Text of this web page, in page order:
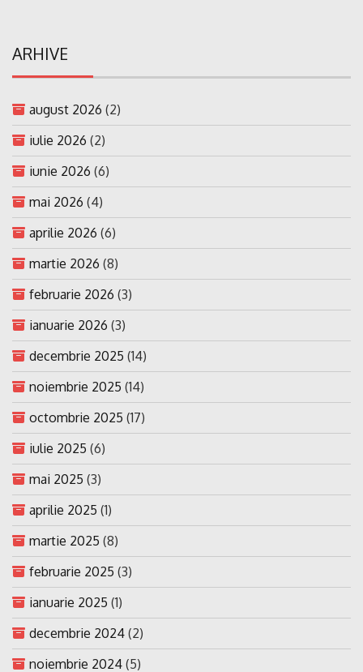
ARHIVE
august 2026 (2)
iulie 2026 (2)
iunie 2026 (6)
mai 2026 (4)
aprilie 2026 (6)
martie 2026 (8)
februarie 2026 (3)
ianuarie 2026 (3)
decembrie 2025 (14)
noiembrie 2025 (14)
octombrie 2025 (17)
iulie 2025 (6)
mai 2025 (3)
aprilie 2025 (1)
martie 2025 (8)
februarie 2025 (3)
ianuarie 2025 (1)
decembrie 2024 (2)
noiembrie 2024 (5)